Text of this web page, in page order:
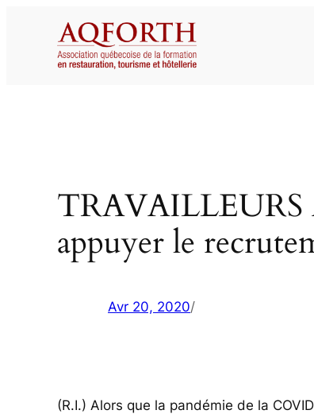
TRAVAILLEURS
appuyer le
Avr 20, 2020/
(R.I.) Alors que la pandémie de la